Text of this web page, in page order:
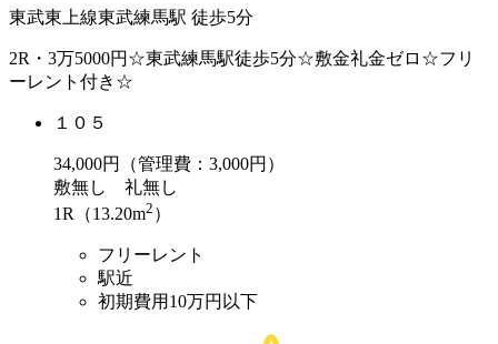
東武東上線東武練馬駅 徒歩5分
2R・3万5000円☆東武練馬駅徒歩5分☆敷金礼金ゼロ☆フリ
ーレント付き☆
１０５
34,000円（管理費：3,000円）
敷無し 礼無し
1R（13.20m2 ）
フリーレント
駅近
初期費用10万円以下